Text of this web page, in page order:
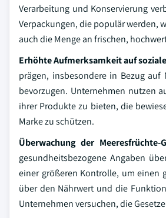
Verarbeitung und Konservierung
Verpackungen, die populär werden,
auch die Menge an frischen,
Erhöhte Aufmerksamkeit auf
prägen, insbesondere in Bezug auf
bevorzugen. Unternehmen nutzen
ihrer Produkte zu bieten, die
Marke zu schützen.
Überwachung der Meeresfrüchte-
gesundheitsbezogene Angaben
einer größeren Kontrolle, um einen
über den Nährwert und die
Unternehmen versuchen, die